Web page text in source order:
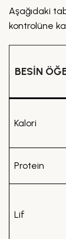
Aşağıdaki
kontrolüne
BESIN
Kalori
Protein
Lif